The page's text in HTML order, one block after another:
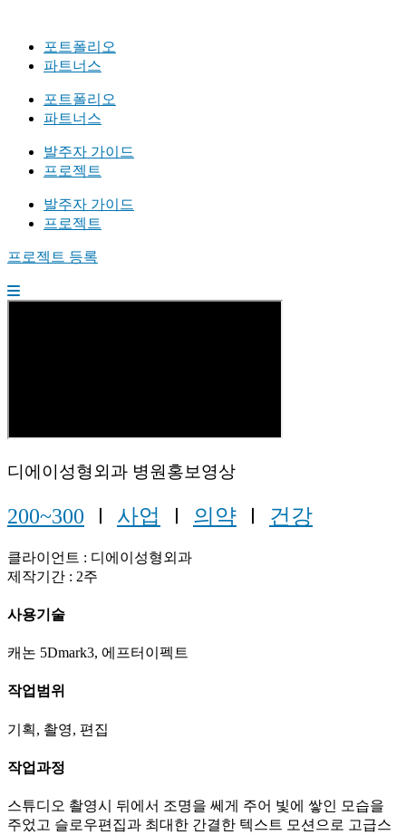
포트폴리오
파트너스
포트폴리오
파트너스
발주자 가이드
프로젝트
발주자 가이드
프로젝트
프로젝트 등록
디에이성형외과 병원홍보영상
200~300 Ⅰ 사업 Ⅰ 의약 Ⅰ 건강
클라이언트 : 디에이성형외과
제작기간 : 2주
사용기술
캐논 5Dmark3, 에프터이펙트
작업범위
기획, 촬영, 편집
작업과정
스튜디오 촬영시 뒤에서 조명을 쎄게 주어 빛에 쌓인 모습을
주었고 슬로우편집과 최대한 간결한 텍스트 모션으로 고급스